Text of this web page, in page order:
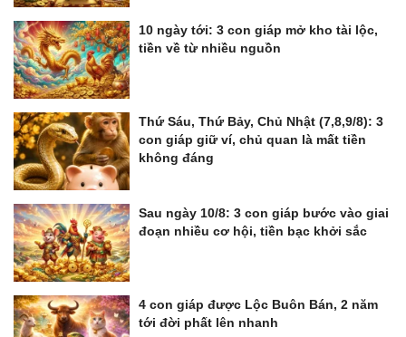
10 ngày tới: 3 con giáp mở kho tài lộc,
tiền về từ nhiều nguồn
Thứ Sáu, Thứ Bảy, Chủ Nhật (7,8,9/8): 3
con giáp giữ ví, chủ quan là mất tiền
không đáng
Sau ngày 10/8: 3 con giáp bước vào giai
đoạn nhiều cơ hội, tiền bạc khởi sắc
4 con giáp được Lộc Buôn Bán, 2 năm
tới đời phất lên nhanh